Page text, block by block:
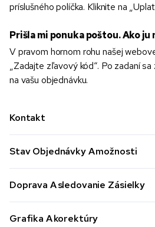
Kontakt
Stav Objednávky A možnosti
Doprava A sledovanie Zásielky
Grafika A korektúry
príslušného políčka. Kliknite na
Prišla mi ponuka poštou. Ako ju
V pravom hornom rohu našej
„Zadajte zľavový kód“. Po zadaní
na vašu objednávku.